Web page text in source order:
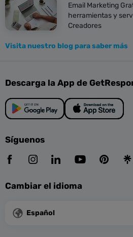
Email Marketing
herramientas y
Creadores
Visita nuestro blog para saber más
Descarga la App de
Síguenos
Cambiar el idioma
Español